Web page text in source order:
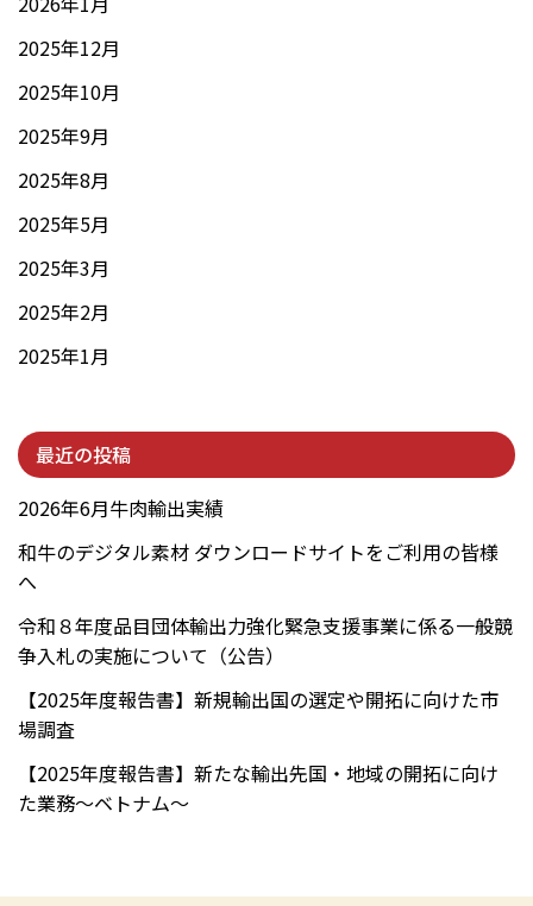
2025年12月
2025年10月
2025年9月
2025年8月
2025年5月
2025年3月
2025年2月
2025年1月
最近の投稿
2026年6月牛肉輸出実績
和牛のデジタル素材 ダウンロードサイトをご利用の皆様
へ
令和８年度品目団体輸出力強化緊急支援事業に係る一般競
争入札の実施について（公告）
【2025年度報告書】新規輸出国の選定や開拓に向けた市
場調査
【2025年度報告書】新たな輸出先国・地域の開拓に向け
た業務～ベトナム～